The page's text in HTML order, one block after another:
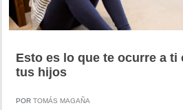
Esto es lo que te ocurre a ti
tus hijos
POR TOMÁS MAGAÑA